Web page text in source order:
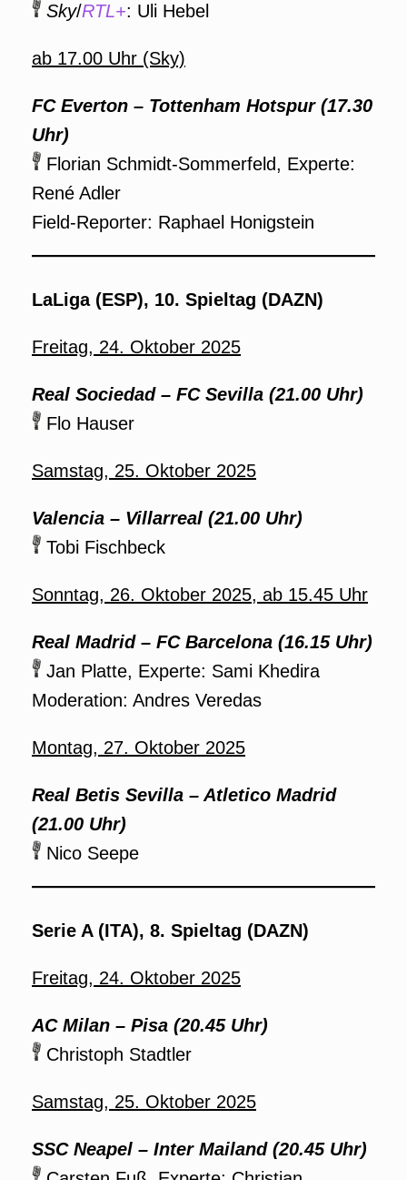
Sky/RTL+: Uli Hebel
ab 17.00 Uhr (Sky)
FC Everton – Tottenham Hotspur (17.30
Uhr)
Florian Schmidt-Sommerfeld, Experte:
René Adler
Field-Reporter: Raphael Honigstein
LaLiga (ESP), 10. Spieltag (DAZN)
Freitag, 24. Oktober 2025
Real Sociedad – FC Sevilla (21.00 Uhr)
Flo Hauser
Samstag, 25. Oktober 2025
Valencia – Villarreal (21.00 Uhr)
Tobi Fischbeck
Sonntag, 26. Oktober 2025, ab 15.45 Uhr
Real Madrid – FC Barcelona (16.15 Uhr)
Jan Platte, Experte: Sami Khedira
Moderation: Andres Veredas
Montag, 27. Oktober 2025
Real Betis Sevilla – Atletico Madrid
(21.00 Uhr)
Nico Seepe
Serie A (ITA), 8. Spieltag (DAZN)
Freitag, 24. Oktober 2025
AC Milan – Pisa (20.45 Uhr)
Christoph Stadtler
Samstag, 25. Oktober 2025
SSC Neapel – Inter Mailand (20.45 Uhr)